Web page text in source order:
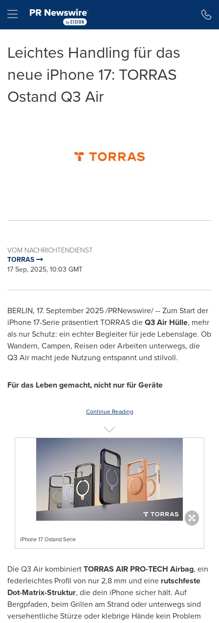
Hamburger menu
Leichtes Handling für das
neue iPhone 17: TORRAS
Ostand Q3 Air
VOM NACHRICHTENDIENST
TORRAS
17 Sep, 2025, 10:03 GMT
BERLIN, 17. September 2025/PRNewswire/ -- Zum Start der
iPhone 17-Serie präsentiert TORRAS dieQ3 Air Hülle, mehr
als nur Schutz: ein echter Begleiter für jede Lebenslage. Ob
Wandern, Campen, Reisen oder Arbeiten unterwegs, die
Q3 Air macht jede Nutzung entspannt und stilvoll.
Für das Leben gemacht, nicht nur für Geräte
Continue Reading
iPhone 17 Ostand Serie
Die Q3 Air kombiniertTORRAS AIR PRO-TECH Airbag, ein
federleichtes Profil von nur 2,8 mm und eine rutschfeste
Dot-Matrix-Struktur, die dein iPhone sicher hält. Auf
Bergpfaden, beim Grillen am Strand oder unterwegs sind
versehentliche Stürze oder klebrige Hände kein Problem